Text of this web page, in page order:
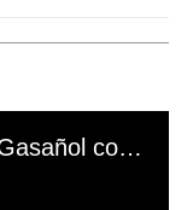
El mal momento de Yanina Gasañol con un hincha argentino en "Subrayado"